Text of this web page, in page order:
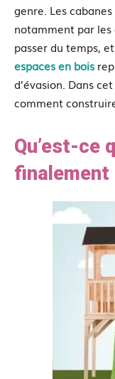
genre. Les
notamment par
passer du temps,
espaces en bois
d’évasion. Dans
comment
Qu’est-ce
finalement